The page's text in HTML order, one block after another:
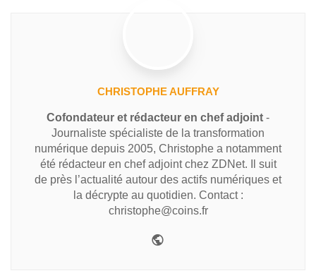
CHRISTOPHE AUFFRAY
Cofondateur et rédacteur en chef adjoint -
Journaliste spécialiste de la transformation
numérique depuis 2005, Christophe a notamment
été rédacteur en chef adjoint chez ZDNet. Il suit
de près l’actualité autour des actifs numériques et
la décrypte au quotidien. Contact :
christophe@coins.fr